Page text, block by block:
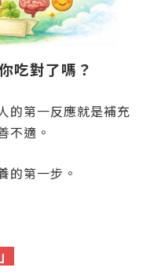
吃對了嗎？
的第一反應就是補充
不適。
的第一步。